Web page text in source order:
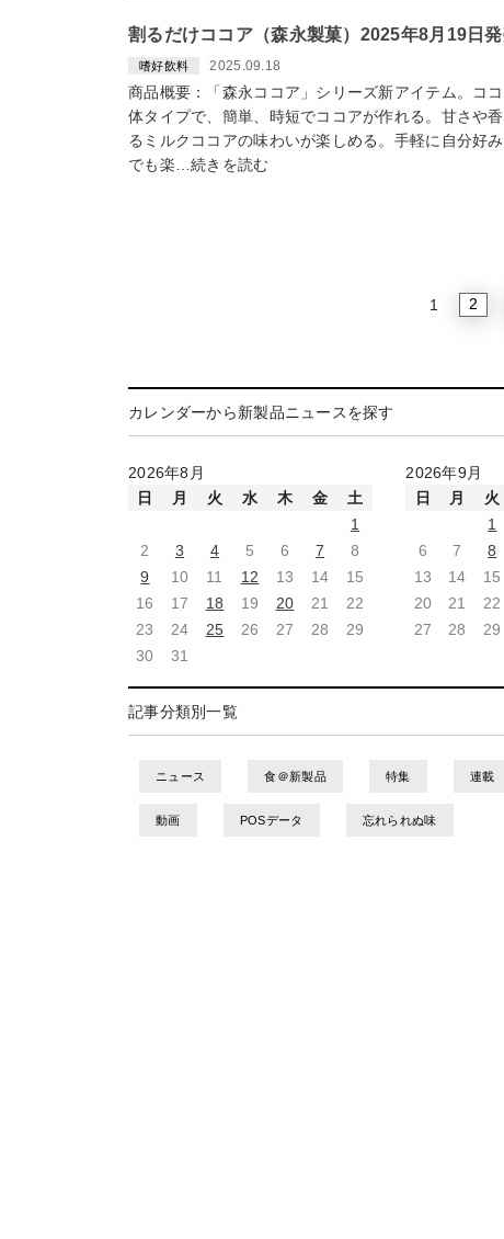
割るだけココア（森永製菓）2025年8月19日
嗜好飲料 2025.09.18
商品概要：「森永ココア」シリーズ新アイテム。コ
体タイプで、簡単、時短でココアが作れる。甘さや
るミルクココアの味わいが楽しめる。手軽に自分好
でも楽…続きを読む
1 2
カレンダーから新製品ニュースを探す
2026年8月
日
月 火 水 木 金
土
1
2
3 4 5 6 7
8
9
10 11 12 13 14
15
16
17 18 19 20 21
22
23
24 25 26 27 28
29
30
31
2026年9月
日
月 火
1
6
7 8
13
14 15
20
21 22
27
28 29
記事分類別一覧
ニュース 食＠新製品 特集 連載
動画 POSデータ 忘れられぬ味